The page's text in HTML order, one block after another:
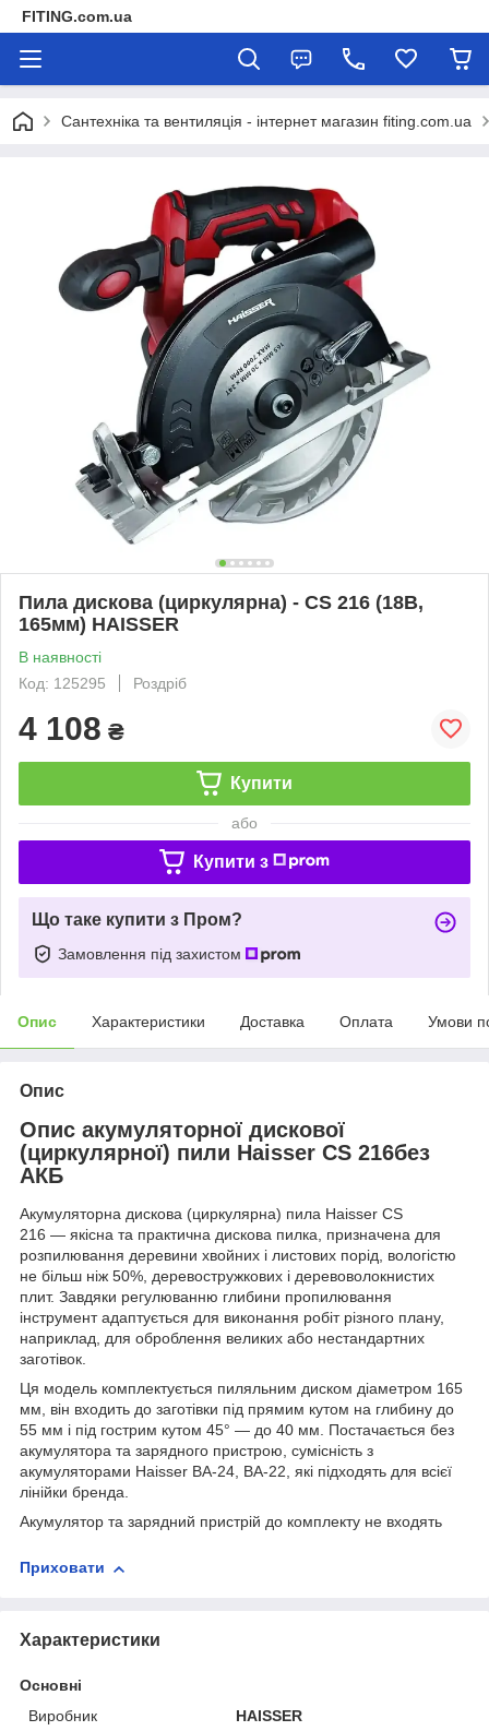
FITING.com.ua
Сантехніка та вентиляція - інтернет магазин fiting.com.ua
Пила дискова (циркулярна) - CS 216 (18В,
165мм) HAISSER
В наявності
Код: 125295
Роздріб
4 108 ₴
Купити
або
Купити з
Що таке купити з Пром?
Замовлення під захистом
Опис Характеристики Доставка Оплата Умови
Опис
Опис акумуляторної дискової
(циркулярної) пили Haisser CS 216без
АКБ
Акумуляторна дискова (циркулярна) пила Haisser CS
216 — якісна та практична дискова пилка, призначена для
розпилювання деревини хвойних і листових порід, вологістю
не більш ніж 50%, деревостружкових і деревоволокнистих
плит. Завдяки регулюванню глибини пропилювання
інструмент адаптується для виконання робіт різного плану,
наприклад, для оброблення великих або нестандартних
заготівок.
Ця модель комплектується пиляльним диском діаметром 165
мм, він входить до заготівки під прямим кутом на глибину до
55 мм і під гострим кутом 45° — до 40 мм. Постачається без
акумулятора та зарядного пристрою, сумісність з
акумуляторами Haisser ВА-24, ВА-22, які підходять для всієї
лінійки бренда.
Акумулятор та зарядний пристрій до комплекту не входять
Приховати
Характеристики
Основні
Виробник
HAISSER